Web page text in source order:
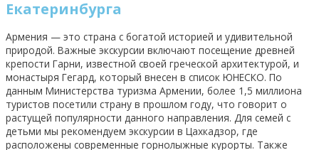
Екатеринбурга
Армения — это страна с богатой историей и удивительной
природой. Важные экскурсии включают посещение древней
крепости Гарни, известной своей греческой архитектурой, и
монастыря Гегард, который внесен в список ЮНЕСКО. По
данным Министерства туризма Армении, более 1,5 миллиона
туристов посетили страну в прошлом году, что говорит о
растущей популярности данного направления. Для семей с
детьми мы рекомендуем экскурсии в Цахкадзор, где
расположены современные горнолыжные курорты. Также